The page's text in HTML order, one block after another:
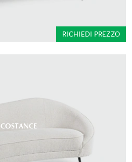
RICHIEDI PREZZO
COSTANCE